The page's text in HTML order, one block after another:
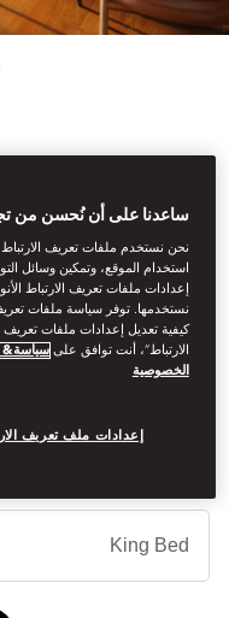
SUITE
staying guests looking for
sitting and dining
of 17sqm/188sqf and a
working desk.
ساعدنا على أن نُحسن من
نحن نستخدم ملفات تعريف
استخدام الموقع، وتمكين وسائل
إعدادات ملفات تعريف الارتباط
نستخدمها. توفر سياسة ملفات
كيفية تعديل إعدادات ملفات
الارتباط”، أنت توافق علىسياسة&
الخصوصية
إعدادات ملف تعريف